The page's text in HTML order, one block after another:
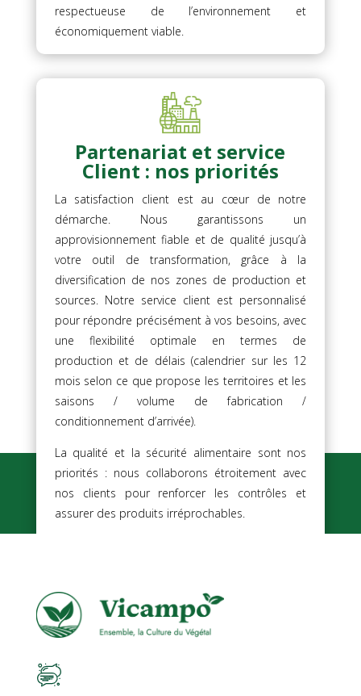
respectueuse de l’environnement et
économiquement viable.
Partenariat et service
Client : nos priorités
La satisfaction client est au cœur de notre
démarche. Nous garantissons un
approvisionnement fiable et de qualité jusqu’à
votre outil de transformation, grâce à la
diversification de nos zones de production et
sources. Notre service client est personnalisé
pour répondre précisément à vos besoins, avec
une flexibilité optimale en termes de
production et de délais (calendrier sur les 12
mois selon ce que propose les territoires et les
saisons / volume de fabrication /
conditionnement d’arrivée).
La qualité et la sécurité alimentaire sont nos
priorités : nous collaborons étroitement avec
nos clients pour renforcer les contrôles et
assurer des produits irréprochables.